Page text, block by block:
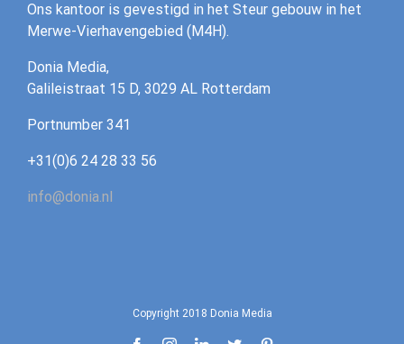
Ons kantoor is gevestigd in het Steur gebouw in het
Merwe-Vierhavengebied (M4H).
Donia Media,
Galileistraat 15 D, 3029 AL Rotterdam
‪Portnumber 341‪
+31(0)6 24 28 33 56
info@donia.nl
Copyright 2018 Donia Media